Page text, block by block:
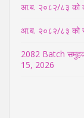
आ.ब. २०८२/८३ को
आ.ब. २०८२/८३ को
2082 Batch समुहका
15, 2026